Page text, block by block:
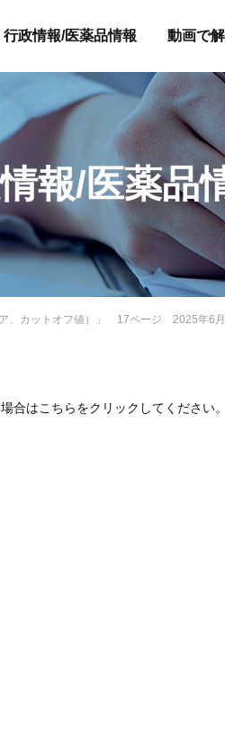
行政情報/医薬品情報 動画で
報/医薬品
、カットオフ値）」 17ページ 2025年6
合はこちらをクリックしてください。